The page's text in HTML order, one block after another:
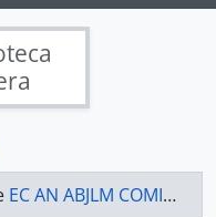
EC AN ABJLM COMISIONES LEGISLATIVAS 2019-2021 - ACTAS COMISIÓN ESPECIALIZADA DE SOBERANÍA ALIMENTARIA, DESARROLLO DEL SECTOR AGROPECUARIO Y PESQUERO.